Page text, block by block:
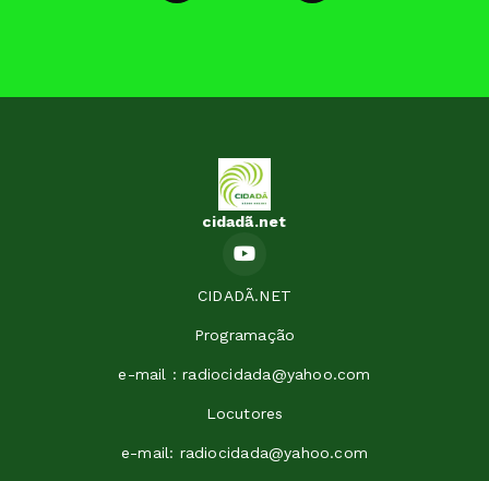
cidadã.net
CIDADÃ.NET
Programação
e-mail : radiocidada@yahoo.com
Locutores
e-mail: radiocidada@yahoo.com